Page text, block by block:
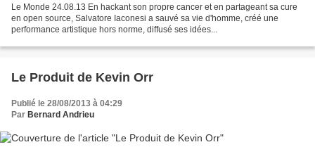
Le Monde 24.08.13 En hackant son propre cancer et en partageant sa cure
en open source, Salvatore Iaconesi a sauvé sa vie d'homme, créé une
performance artistique hors norme, diffusé ses idées...
Le Produit de Kevin Orr
Publié le 28/08/2013 à 04:29
Par Bernard Andrieu